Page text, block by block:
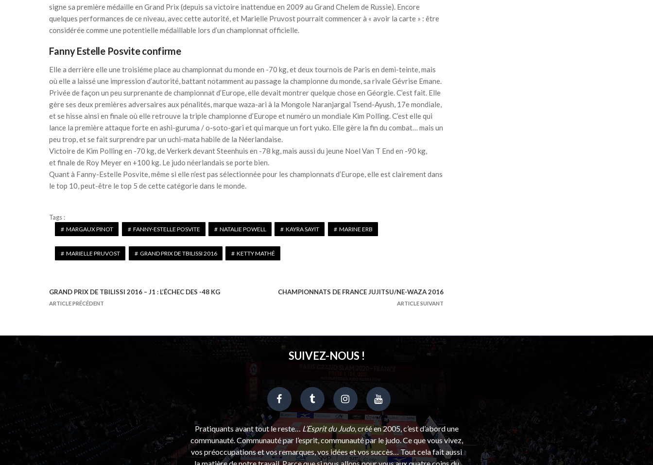
signe sa première médaille en Grand Prix (depuis sa victoire inattendue en 2009 au Grand Chelem de Russie). Encore
quelques performances de ce niveau, avec cette autorité, et Marielle Pruvost pourrait commencer à « avoir la carte » : être
considérée comme une potentielle médaillable lors d’un championnat officielle.
Fanny Estelle Posvite confirme
Elle a derrière elle une troisiéme place au championnat du monde en -70 kg, et deux tournois de Paris en demi-teinte, mais
où elle a laissé une impression d’autorité, battant notamment au passage la championne du monde, sa rivale Gévrise Emane.
Privée de façon un peu surprenante de championnat d’Europe, elle devait montrer quelque chose en Géorgie. C’est fait. Elle
gère ses deux premières adversaires aux pénalités, marque waza-ari à la Mongole Naranjargal Tsend-Ayush, 17e mondiale,
et se hisse ainsi en finale où elle retrouve la triple championne d’Europe et numéro un mondiale Kim Polling. C’est elle qui
lance la première attaque forte en ashi-guruma / o-soto-gari et qui marque un fort yuko. Elle gère la fin du combat… mais un
peu trop, et se fait surprendre par un uchi-mata habile de la Néerlandaise.
Victoire de Kim Polling en -70 kg, de Verkerk devant Steenhuis en -78 kg, mais aussi du jeune Noel Van T End en -90 kg,
et finale de Roy Meyer en +100 kg. Le judo néerlandais se porte bien.
Quant à Fanny-Estelle Posvite, même si elle n’est pas sélectionnée pour les championnats d’Europe, elle est clairement dans
le top 10, peut-être le top 5 de cette catégorie dans le monde.
Tags :
MARGAUX PINOT FANNY-ESTELLE POSVITE NATALIE POWELL KAYRA SAYIT MARINE ERB
MARIELLE PRUVOST GRAND PRIX DE TBILISSI 2016 KETTY MATHÉ
N
a
o
n
d
e
GRAND PRIX DE TBILISSI 2016 – J1 : L’ÉCHEC DES -48 KG
ARTICLE PRÉCÉDENT
CHAMPIONNATS DE FRANCE JUJITSU/NE-WAZA 2016
ARTICLE SUIVANT
SUIVEZ-NOUS !
Pratiquants avant tout le reste… L’Esprit du Judo, créé en 2005, c’est d’abord une
communauté. Communauté par l’esprit, communauté par le judo. Ce que vous vivez,
vos préoccupations et vos remarques, vos idées et vos succès… Tout cela fait aussi
la matière de notre travail. Parce que si nous allons pour vous aux quatre coins du